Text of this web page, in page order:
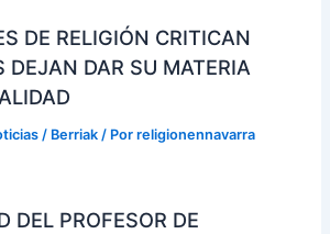
DE RELIGIÓN CRITICAN
DEJAN DAR SU MATERIA
/ Berriak / Porreligionennavarra
DEL PROFESOR DE